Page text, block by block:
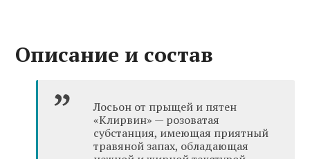
Описание и состав
Лосьон от прыщей и пятен
«Клирвин» — розоватая
субстанция, имеющая приятный
травяной запах, обладающая